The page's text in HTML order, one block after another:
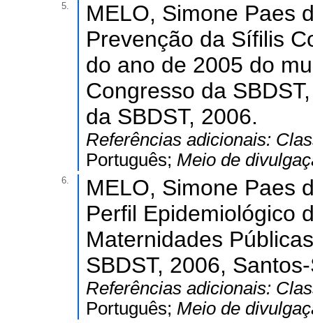
5.
MELO, Simone Paes
Prevenção da Sífilis
do ano de 2005 do
Congresso da
da SBDST, 2006.
Referências adicionais:
Português; Meio de
6.
MELO, Simone Paes
Perfil Epidemiológico
Maternidades
SBDST, 2006,
Referências adicionais:
Português; Meio de